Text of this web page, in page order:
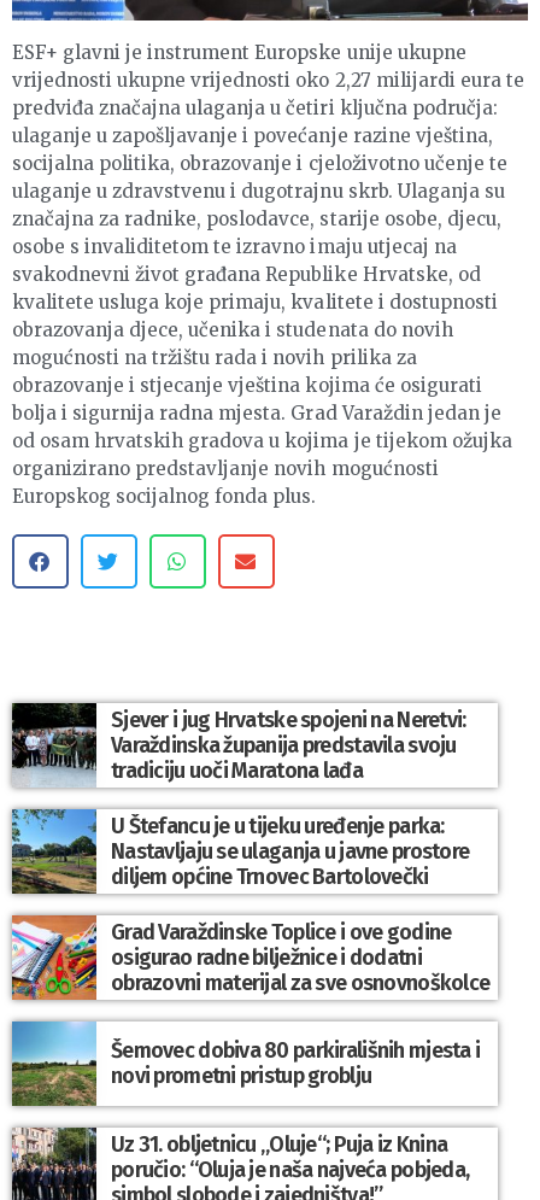
ESF+ glavni je instrument Europske unije ukupne
vrijednosti ukupne vrijednosti oko 2,27 milijardi eura te
predviđa značajna ulaganja u četiri ključna područja:
ulaganje u zapošljavanje i povećanje razine vještina,
socijalna politika, obrazovanje i cjeloživotno učenje te
ulaganje u zdravstvenu i dugotrajnu skrb. Ulaganja su
značajna za radnike, poslodavce, starije osobe, djecu,
osobe s invaliditetom te izravno imaju utjecaj na
svakodnevni život građana Republike Hrvatske, od
kvalitete usluga koje primaju, kvalitete i dostupnosti
obrazovanja djece, učenika i studenata do novih
mogućnosti na tržištu rada i novih prilika za
obrazovanje i stjecanje vještina kojima će osigurati
bolja i sigurnija radna mjesta. Grad Varaždin jedan je
od osam hrvatskih gradova u kojima je tijekom ožujka
organizirano predstavljanje novih mogućnosti
Europskog socijalnog fonda plus.
Sjever i jug Hrvatske spojeni na Neretvi:
Varaždinska županija predstavila svoju
tradiciju uoči Maratona lađa
U Štefancu je u tijeku uređenje parka:
Nastavljaju se ulaganja u javne prostore
diljem općine Trnovec Bartolovečki
Grad Varaždinske Toplice i ove godine
osigurao radne bilježnice i dodatni
obrazovni materijal za sve osnovnoškolce
Šemovec dobiva 80 parkirališnih mjesta i
novi prometni pristup groblju
Uz 31. obljetnicu „Oluje“; Puja iz Knina
poručio: “Oluja je naša najveća pobjeda,